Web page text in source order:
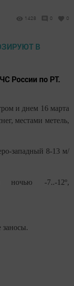
1428 0 0
России по РТ.
и днем 16 марта
местами метель,
западный 8-13 м/
ночью -7..-12º,
заносы.